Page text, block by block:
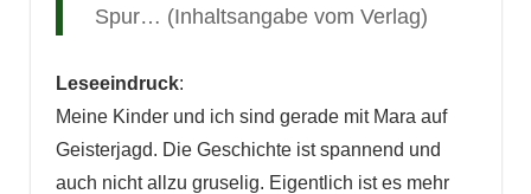
Spur… (Inhaltsangabe vom Verlag)
Leseeindruck:
Meine Kinder und ich sind gerade mit Mara auf
Geisterjagd. Die Geschichte ist spannend und
auch nicht allzu gruselig. Eigentlich ist es mehr